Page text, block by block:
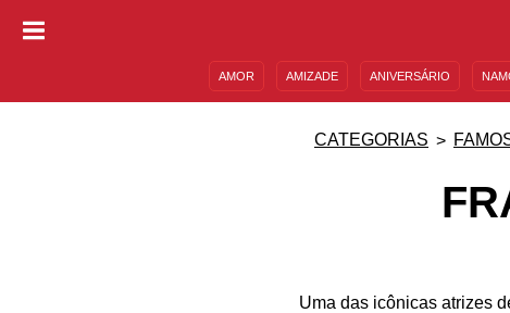
AMOR AMIZADE ANIVERSÁRIO
CATEGORIAS
Uma das icônicas atrizes